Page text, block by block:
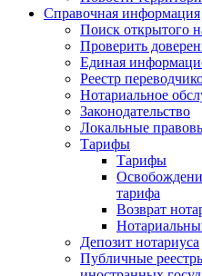
Справочная информация
Поиск открытого
Проверить
Единая
Реестр
Нотариальное
Законодательство
Локальные
Тарифы
Тарифы
тарифа
Возврат
Депозит нотариуса
Публичные